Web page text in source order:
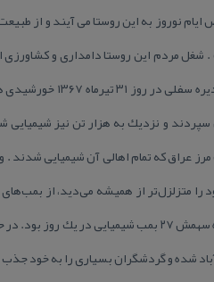
نوروز به این روستا می آیند و از
شغل مردم این روستا دامداری و
بیشتر مردم كشاورز هستند و از گندم و برنج گرفته تا ذرت و پنبه می‌كاشتند .
حمله شیمیایی ارتش عراق قرار گرفت. در این حمله ۴ تن در دم جان سپردند و نزدیك به هزار تن
عراق كه تمام اهالی آن شیمیایی شدند .
عراق كه در انتهای جنگ وضع خود را متزلزل‌تر از همیشه می‌دید، از
استفاده كرد. حلبچه، سردشت، نسار دیره و چند جای دیگر از این حملات در امان نماندند. روستای نسار دیره سهمش ۲۷
شده و گردشگران بسیاری را به خود